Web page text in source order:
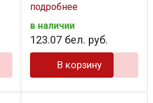
подробнее
в наличии
123.07 бел. руб.
В корзину